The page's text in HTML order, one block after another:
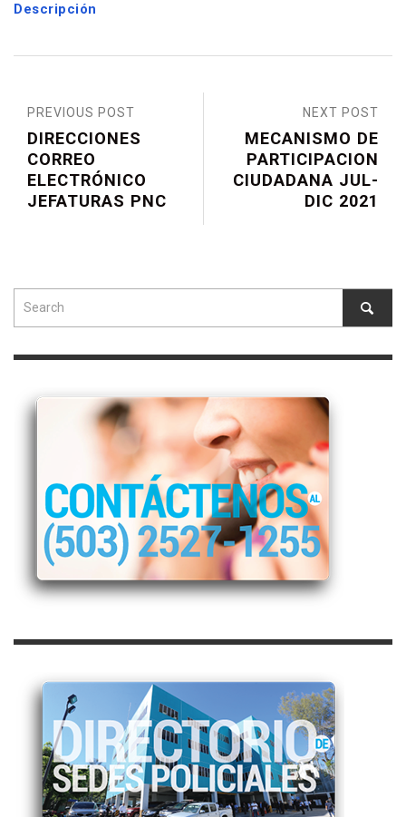
Descripción
NEXT POST
MECANISMO DE
PARTICIPACION
CIUDADANA JUL-
DIC 2021
PREVIOUS POST
DIRECCIONES
CORREO
ELECTRÓNICO
JEFATURAS PNC